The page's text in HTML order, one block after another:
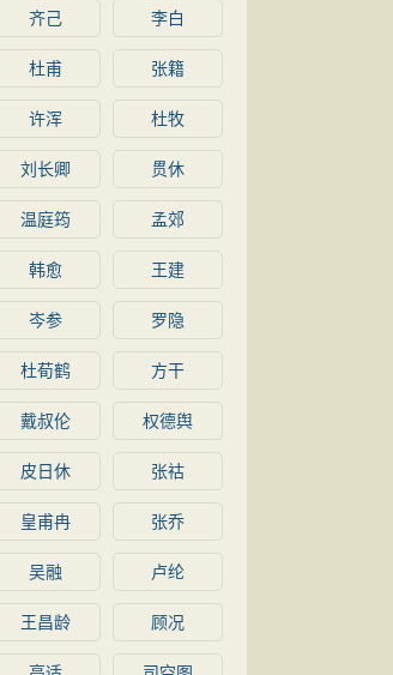
齐己 李白
杜甫 张籍
许浑 杜牧
刘长卿 贯休
温庭筠 孟郊
韩愈 王建
岑参 罗隐
杜荀鹤 方干
戴叔伦 权德舆
皮日休 张祜
皇甫冉 张乔
吴融 卢纶
王昌龄 顾况